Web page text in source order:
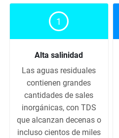
1
Alta salinidad
Las aguas residuales
contienen grandes
cantidades de sales
inorgánicas, con TDS
que alcanzan decenas o
incluso cientos de miles